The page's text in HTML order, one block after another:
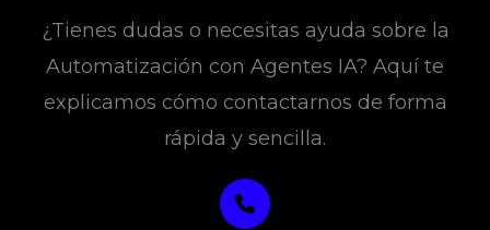
¿Tienes dudas o necesitas ayuda sobre la
Automatización con Agentes IA? Aquí te
explicamos cómo contactarnos de forma
rápida y sencilla.